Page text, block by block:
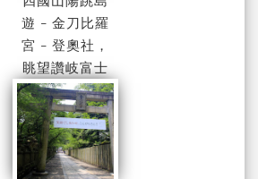
遊 - 金刀比羅
宮 - 登奧社，
眺望讚岐富士